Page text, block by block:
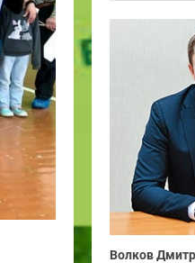
Волков